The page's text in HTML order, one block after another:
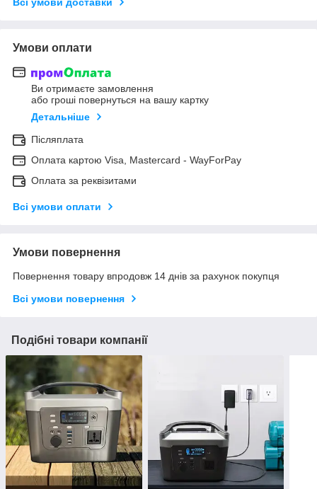
Умови оплати
Ви отримаєте замовлення
або гроші повернуться на вашу картку
Детальніше
Післяплата
Оплата картою Visa, Mastercard - WayForPay
Оплата за реквізитами
Всі умови оплати
Умови повернення
Повернення товару впродовж 14 днів за рахунок покупця
Всі умови повернення
Подібні товари компанії